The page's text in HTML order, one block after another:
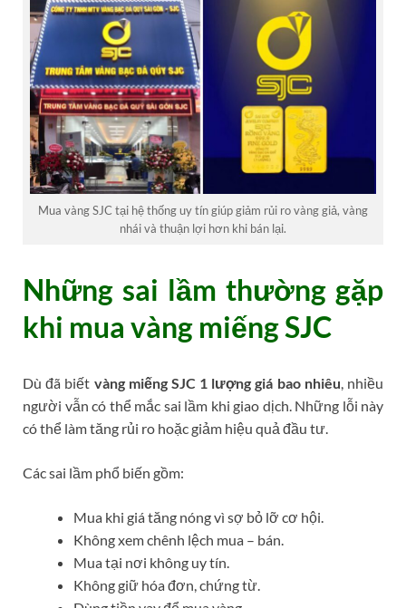
Mua vàng SJC tại hệ thống uy tín giúp giảm rủi ro vàng giả, vàng
nhái và thuận lợi hơn khi bán lại.
Những sai lầm thường gặp
khi mua vàng miếng SJC
Dù đã biết vàng miếng SJC 1 lượng giá bao nhiêu , nhiều
người vẫn có thể mắc sai lầm khi giao dịch. Những lỗi này
có thể làm tăng rủi ro hoặc giảm hiệu quả đầu tư.
Các sai lầm phổ biến gồm:
Mua khi giá tăng nóng vì sợ bỏ lỡ cơ hội.
Không xem chênh lệch mua – bán.
Mua tại nơi không uy tín.
Không giữ hóa đơn, chứng từ.